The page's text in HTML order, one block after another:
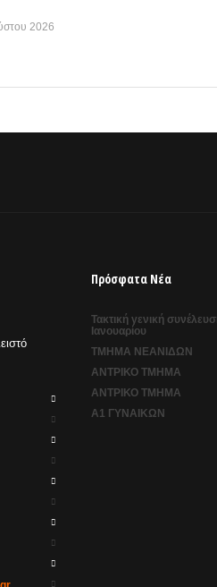
2026
Πρόσφατα Νέα
Τακτική γενική
Ιανουαρίου
ΤΜΗΜΑ ΝΕΑΝΙΔΩΝ
ΑΝΤΡΙΚΟ ΤΜΗΜΑ
ΑΝΤΡΙΚΟ ΤΜΗΜΑ
Α1 ΓΥΝΑΙΚΩΝ